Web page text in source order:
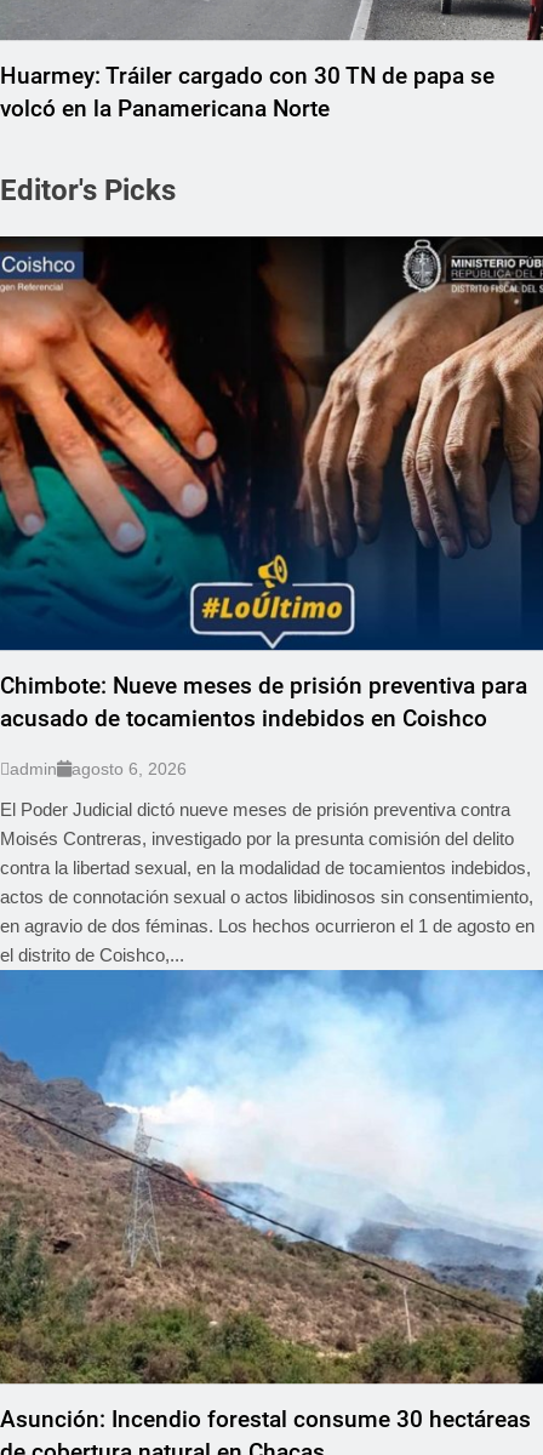
Huarmey: Tráiler cargado con 30 TN de papa se
volcó en la Panamericana Norte
Editor's Picks
REGIONAL
Chimbote: Nueve meses de prisión preventiva para
acusado de tocamientos indebidos en Coishco
admin agosto 6, 2026
El Poder Judicial dictó nueve meses de prisión preventiva contra
Moisés Contreras, investigado por la presunta comisión del delito
contra la libertad sexual, en la modalidad de tocamientos indebidos,
actos de connotación sexual o actos libidinosos sin consentimiento,
en agravio de dos féminas. Los hechos ocurrieron el 1 de agosto en
el distrito de Coishco,...
Asunción: Incendio forestal consume 30 hectáreas